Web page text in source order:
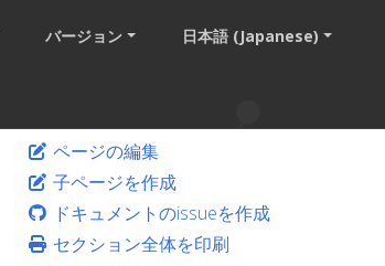
バージョン 日本語 (Japanese)
ページの編集
子ページを作成
ドキュメントのissueを作成
セクション全体を印刷